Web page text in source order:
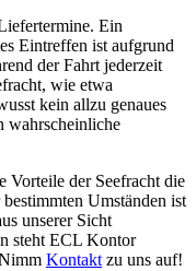
Ein
Eintreffen ist aufgrund
der Fahrt jederzeit
wie etwa
kein allzu genaues
wahrscheinliche
Vorteile der Seefracht die
Umständen ist
unserer Sicht
steht ECL Kontor
Kontakt zu uns auf!